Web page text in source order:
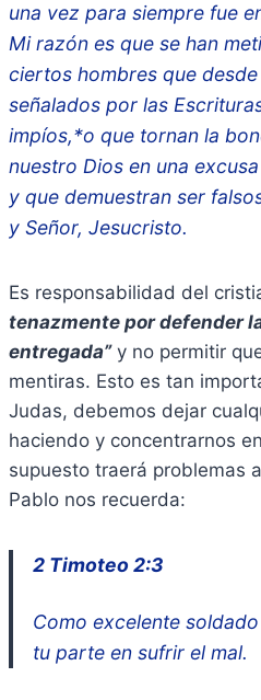
una vez para siempre fue
Mi razón es que se han
ciertos hombres que
señalados por las
impíos,*o que tornan la
nuestro Dios en una
y que demuestran ser
y Señor, Jesucristo.
Es responsabilidad del
tenazmente por defender
entregada”y no permitir
mentiras. Esto es tan
Judas, debemos dejar
haciendo y concentrarnos
supuesto traerá problemas
Pablo nos recuerda:
2 Timoteo 2:3
Como excelente
tu parte en sufrir el mal.